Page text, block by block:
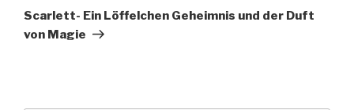
Beitrag
Scarlett- Ein Löffelchen Geheimnis und der Duft
von Magie